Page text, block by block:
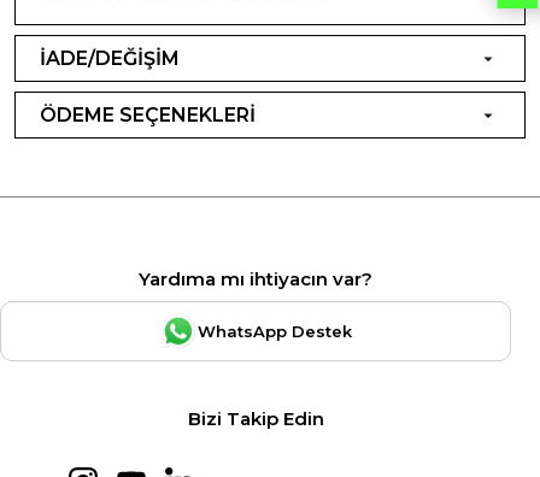
İADE/DEĞİŞİM
ÖDEME SEÇENEKLERİ
Yardıma mı ihtiyacın var?
WhatsApp Destek
Bizi Takip Edin